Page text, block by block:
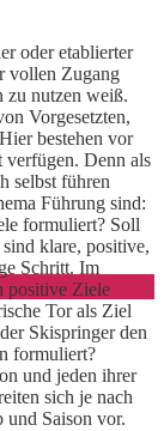
oder etablierter
vollen Zugang
zu nutzen weiß.
Vorgesetzten,
bestehen vor
verfügen. Denn als
selbst führen
Führung sind:
formuliert? Soll
klare, positive,
Schritt. Im
positive Ziele
Tor als Ziel
Skispringer den
formuliert?
und jeden ihrer
sich je nach
und Saison vor.